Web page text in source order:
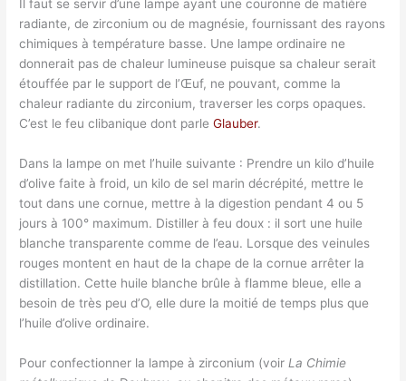
Il faut se servir d’une lampe ayant une couronne de matière
radiante, de zirconium ou de magnésie, fournissant des rayons
chimiques à température basse. Une lampe ordinaire ne
donnerait pas de chaleur lumineuse puisque sa chaleur serait
étouffée par le support de l’Œuf, ne pouvant, comme la
chaleur radiante du zirconium, traverser les corps opaques.
C’est le feu clibanique dont parleGlauber.
Dans la lampe on met l’huile suivante : Prendre un kilo d’huile
d’olive faite à froid, un kilo de sel marin décrépité, mettre le
tout dans une cornue, mettre à la digestion pendant 4 ou 5
jours à 100° maximum. Distiller à feu doux : il sort une huile
blanche transparente comme de l’eau. Lorsque des veinules
rouges montent en haut de la chape de la cornue arrêter la
distillation. Cette huile blanche brûle à flamme bleue, elle a
besoin de très peu d’O, elle dure la moitié de temps plus que
l’huile d’olive ordinaire.
Pour confectionner la lampe à zirconium (voir La Chimie